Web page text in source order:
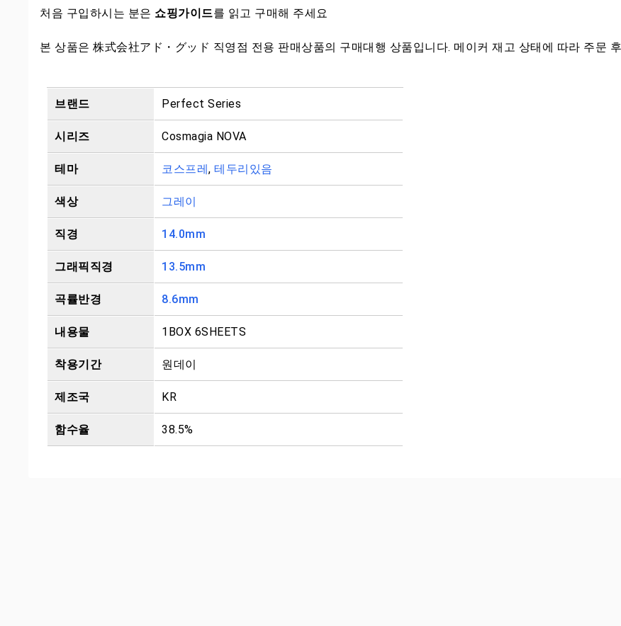
처음 구입하시는 분은 쇼핑가이드를 읽고 구매해 주세요
본 상품은 株式会社アド・グッド 직영점 전용 판매상품의 구매대행 상품입니다. 메이커 재고 상태에 따라 주문
브랜드 Perfect Series
시리즈 Cosmagia NOVA
테마 코스프레, 테두리있음
색상 그레이
직경 14.0mm
그래픽직경 13.5mm
곡률반경 8.6mm
내용물 1BOX 6SHEETS
착용기간 원데이
제조국 KR
함수율 38.5%